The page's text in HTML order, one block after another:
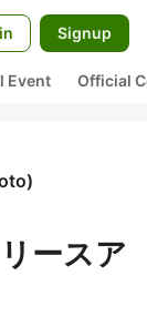
Signup
Event Official
)
ースア